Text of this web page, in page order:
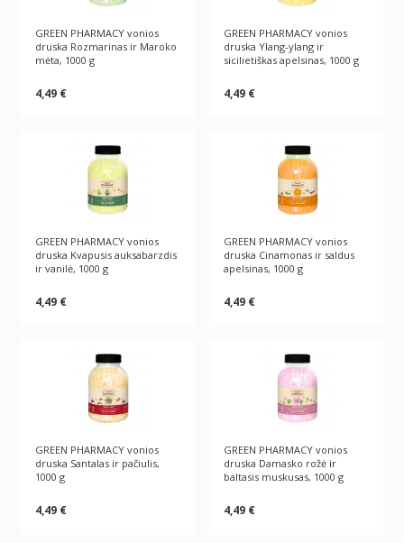
GREEN PHARMACY vonios
druska Rozmarinas ir Maroko
mėta, 1000 g
4,49 €
GREEN PHARMACY vonios
druska Ylang-ylang ir
sicilietiškas apelsinas, 1000 g
4,49 €
GREEN PHARMACY vonios
druska Kvapusis auksabarzdis
ir vanilė, 1000 g
4,49 €
GREEN PHARMACY vonios
druska Cinamonas ir saldus
apelsinas, 1000 g
4,49 €
GREEN PHARMACY vonios
druska Santalas ir pačiulis,
1000 g
4,49 €
GREEN PHARMACY vonios
druska Damasko rožė ir
baltasis muskusas, 1000 g
4,49 €